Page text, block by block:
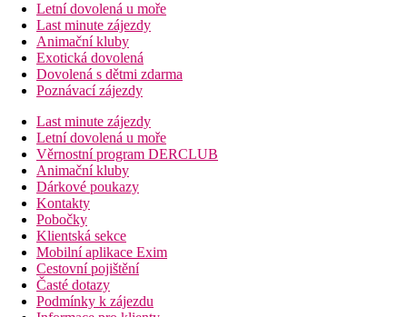
Letní dovolená u moře
Last minute zájezdy
Animační kluby
Exotická dovolená
Dovolená s dětmi zdarma
Poznávací zájezdy
Last minute zájezdy
Letní dovolená u moře
Věrnostní program DERCLUB
Animační kluby
Dárkové poukazy
Kontakty
Pobočky
Klientská sekce
Mobilní aplikace Exim
Cestovní pojištění
Časté dotazy
Podmínky k zájezdu